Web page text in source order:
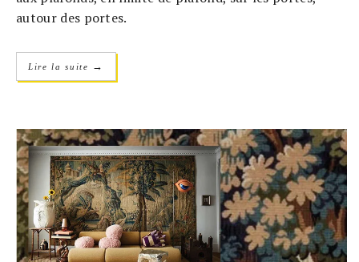
autour des portes.
Lire la suite →